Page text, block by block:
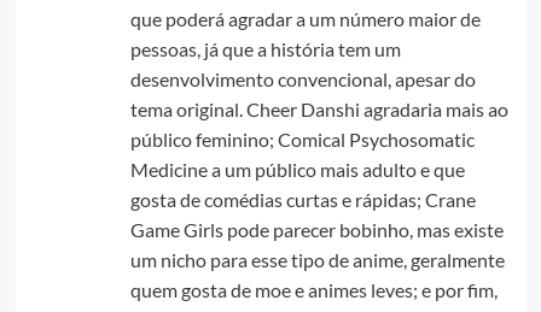
que poderá agradar a um número maior de
pessoas, já que a história tem um
desenvolvimento convencional, apesar do
tema original. Cheer Danshi agradaria mais ao
público feminino; Comical Psychosomatic
Medicine a um público mais adulto e que
gosta de comédias curtas e rápidas; Crane
Game Girls pode parecer bobinho, mas existe
um nicho para esse tipo de anime, geralmente
quem gosta de moe e animes leves; e por fim,